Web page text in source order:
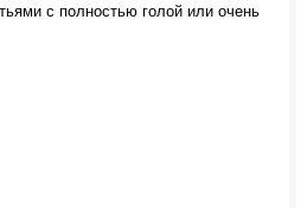
с полностью голой или очень